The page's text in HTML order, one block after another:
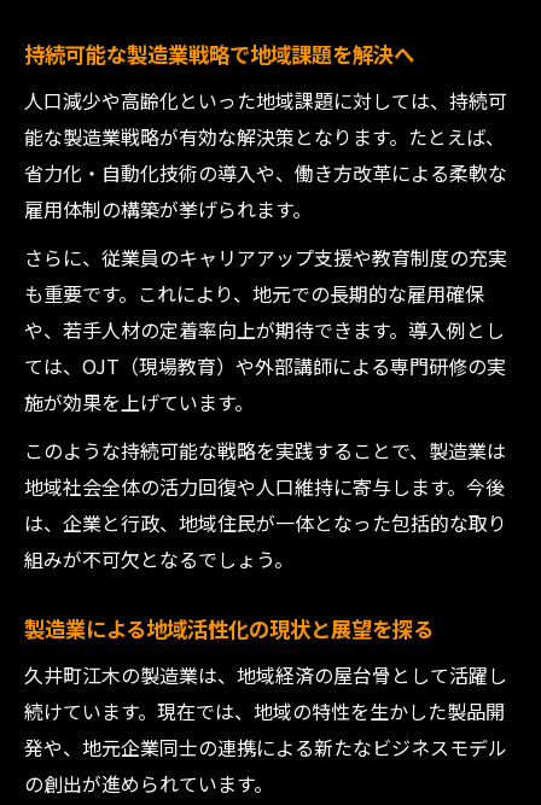
持続可能な製造業のための地域連携のあり
方
地域の課題解決に寄与する製造業の新展開
未来志向の製造業戦略で久井町江木を元気に
未来志向の製造業が地域にもたらす新たな
活力
久井町江木発の製造業戦略で描く地域の未
来像
持続可能性を軸にした製造業の進化と挑戦
地域活性化と製造業の共存が生む新しい価
値
製造業が地域社会に根づくための実践策と
は
持続可能な製造業戦略で地域課題を解決へ
人口減少や高齢化といった地域課題に対しては、持続可
能な製造業戦略が有効な解決策となります。たとえば、
省力化・自動化技術の導入や、働き方改革による柔軟な
雇用体制の構築が挙げられます。
さらに、従業員のキャリアアップ支援や教育制度の充実
も重要です。これにより、地元での長期的な雇用確保
や、若手人材の定着率向上が期待できます。導入例とし
ては、OJT（現場教育）や外部講師による専門研修の実
施が効果を上げています。
このような持続可能な戦略を実践することで、製造業は
地域社会全体の活力回復や人口維持に寄与します。今後
は、企業と行政、地域住民が一体となった包括的な取り
組みが不可欠となるでしょう。
製造業による地域活性化の現状と展望を探る
久井町江木の製造業は、地域経済の屋台骨として活躍し
続けています。現在では、地域の特性を生かした製品開
発や、地元企業同士の連携による新たなビジネスモデル
の創出が進められています。